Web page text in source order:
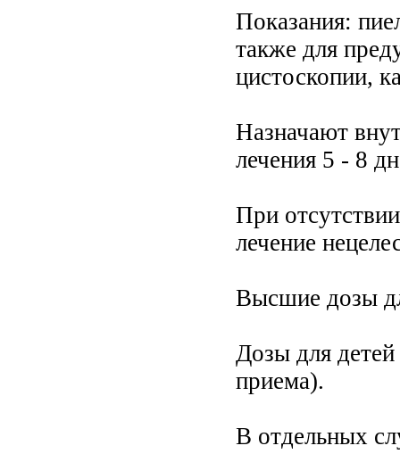
Показания:
также для
цистоскопии,
Назначают
лечения 5 - 8
При
лечение
Высшие дозы
Дозы для
приема).
В отдельных